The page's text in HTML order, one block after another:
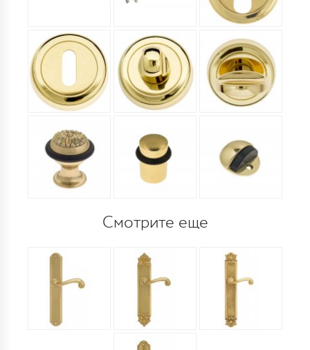
Смотрите еще